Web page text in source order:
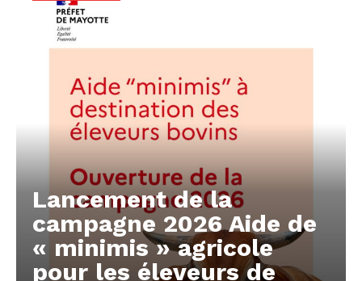
Lancement de la
campagne 2026 Aide de
« minimis » agricole
pour les éleveurs de